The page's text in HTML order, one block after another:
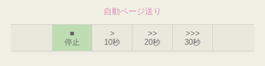
自動ページ送り
■
停止
>
10秒
>>
20秒
>>>
30秒